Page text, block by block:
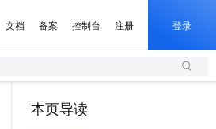
文档 备案 控制台 注册 登录
本页导读
轻量应用服务器
一句话生成原生可编辑精美 PPT 文稿
AI 活动
AI 生产力先锋
阿里云 OPC 创新助力计划
专业服务
服务伙伴合作计划
Al MaaS 服务伙伴赋能合作
开发者社区
加入我们